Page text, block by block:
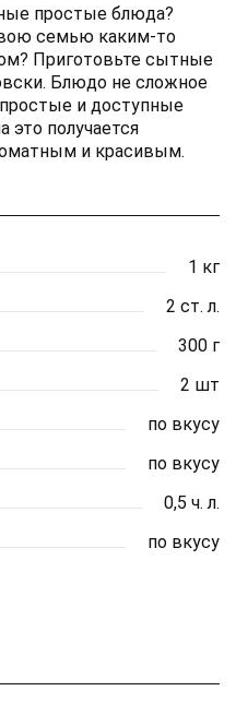
простые блюда?
семью каким-то
Приготовьте сытные
Блюдо не сложное
и доступные
это получается
и красивым.
1 кг
2 ст. л.
300 г
2 шт
по вкусу
по вкусу
0,5 ч. л.
по вкусу